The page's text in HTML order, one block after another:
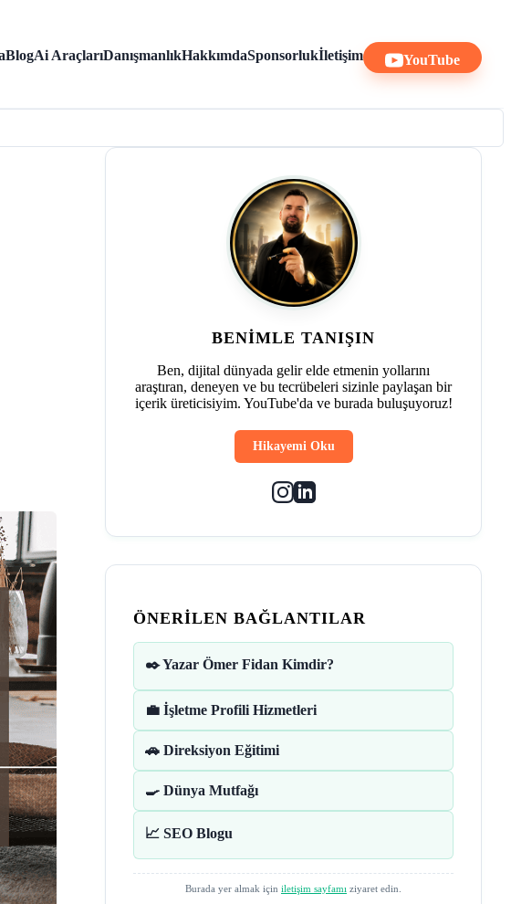
BlogAi AraçlarıDanışmanlıkHakkımdaSponsorlukİletişim YouTube
BENIMLE TANIŞIN
Ben, dijital dünyada gelir elde etmenin yollarını
araştıran, deneyen ve bu tecrübeleri sizinle paylaşan bir
içerik üreticisiyim. YouTube'da ve burada buluşuyoruz!
Hikayemi Oku
ÖNERILEN BAĞLANTILAR
✒️ Yazar Ömer Fidan Kimdir?
💼 İşletme Profili Hizmetleri
🚗 Direksiyon Eğitimi
🍳 Dünya Mutfağı
📈 SEO Blogu
Burada yer almak için iletişim sayfamı ziyaret edin.